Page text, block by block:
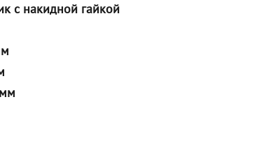
с накидной гайкой